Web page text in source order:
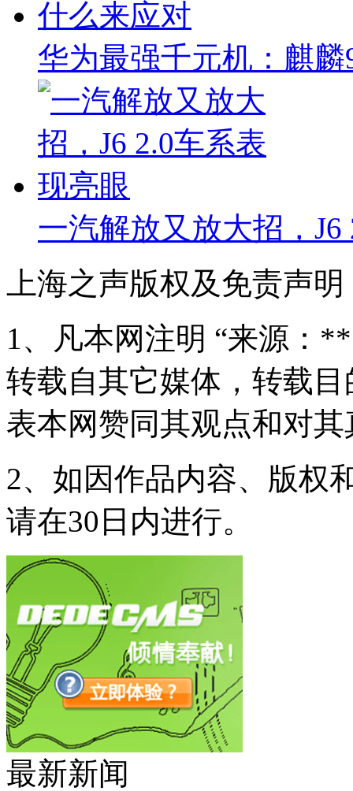
华为最强千元机：麒
一汽解放又放大招，
上海之声版权及免责声明
1、凡本网注明 “来源：
转载自其它媒体，转载
表本网赞同其观点和对
2、如因作品内容、版权
请在30日内进行。
最新新闻